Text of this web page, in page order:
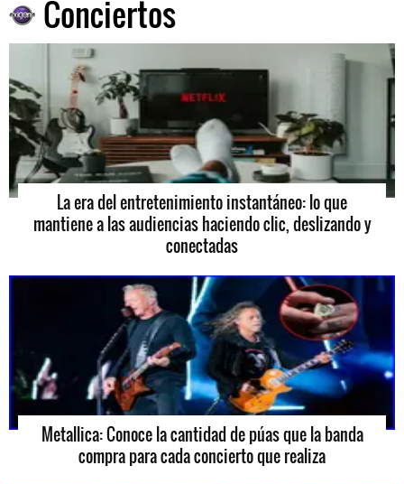
Conciertos
La era del entretenimiento instantáneo: lo que
mantiene a las audiencias haciendo clic, deslizando y
conectadas
Metallica: Conoce la cantidad de púas que la banda
compra para cada concierto que realiza